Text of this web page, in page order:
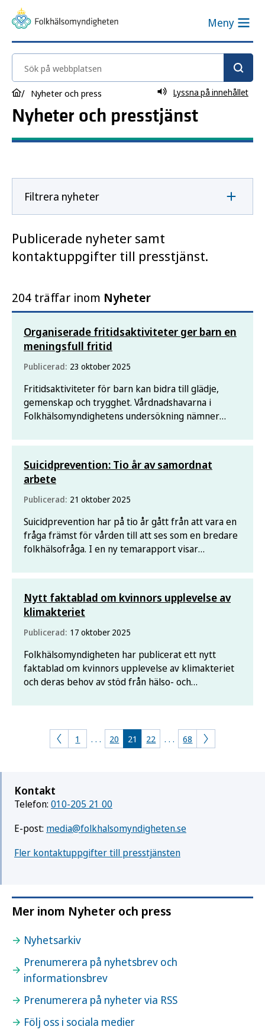
Meny
Sök på webbplatsen
Nyheter och press Lyssna på innehållet
Nyheter och presstjänst
Filtrera nyheter
Publicerade nyheter samt
kontaktuppgifter till presstjänst.
204 träffar inom Nyheter
Organiserade fritidsaktiviteter ger barn en
meningsfull fritid
Publicerad: 23 oktober 2025
Fritidsaktiviteter för barn kan bidra till glädje,
gemenskap och trygghet. Vårdnadshavarna i
Folkhälsomyndighetens undersökning nämner
kostnader som två saker som ökar chanserna för
Suicidprevention: Tio år av samordnat
arbete
Publicerad: 21 oktober 2025
Suicidprevention har på tio år gått från att vara en
fråga främst för vården till att ses som en bredare
folkhälsofråga. I en ny temarapport visar
utvecklats och vilka framsteg som har skett i
Nytt faktablad om kvinnors upplevelse av
klimakteriet
Publicerad: 17 oktober 2025
Folkhälsomyndigheten har publicerat ett nytt
faktablad om kvinnors upplevelse av klimakteriet
och deras behov av stöd från hälso- och
den nationella SRHR-undersökningen 2024–2025.
1 . . . 20 21 22 . . . 68
Kontakt
Telefon: 010-205 21 00
E-post: media@folkhalsomyndigheten.se
Fler kontaktuppgifter till presstjänsten
Mer inom Nyheter och press
Nyhetsarkiv
Prenumerera på nyhetsbrev och
informationsbrev
Prenumerera på nyheter via RSS
Följ oss i sociala medier